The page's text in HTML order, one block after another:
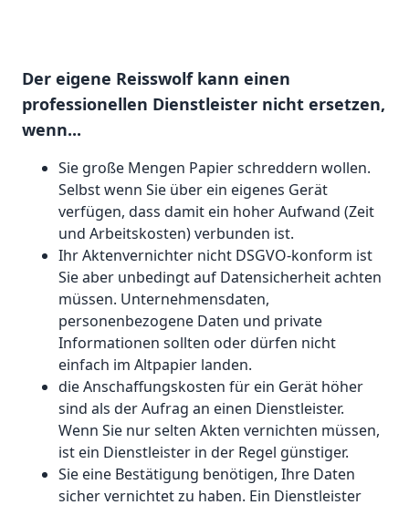
Der eigene Reisswolf kann einen
professionellen Dienstleister nicht ersetzen,
wenn...
Sie große Mengen Papier schreddern wollen.
Selbst wenn Sie über ein eigenes Gerät
verfügen, dass damit ein hoher Aufwand (Zeit
und Arbeitskosten) verbunden ist.
Ihr Aktenvernichter nicht DSGVO-konform ist
Sie aber unbedingt auf Datensicherheit achten
müssen. Unternehmensdaten,
personenbezogene Daten und private
Informationen sollten oder dürfen nicht
einfach im Altpapier landen.
die Anschaffungskosten für ein Gerät höher
sind als der Aufrag an einen Dienstleister.
Wenn Sie nur selten Akten vernichten müssen,
ist ein Dienstleister in der Regel günstiger.
Sie eine Bestätigung benötigen, Ihre Daten
sicher vernichtet zu haben. Ein Dienstleister